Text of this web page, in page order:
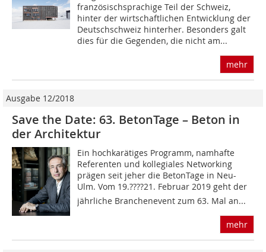
französischsprachige Teil der Schweiz,
hinter der wirtschaftlichen Entwicklung der
Deutschschweiz hinterher. Besonders galt
dies für die Gegenden, die nicht am...
mehr
Ausgabe 12/2018
Save the Date: 63. BetonTage – Beton in
der Architektur
Ein hochkarätiges Programm, namhafte
Referenten und kollegiales Networking
prägen seit jeher die BetonTage in Neu-
Ulm. Vom 19.????21. Februar 2019 geht der
jährliche Branchenevent zum 63. Mal an...
mehr